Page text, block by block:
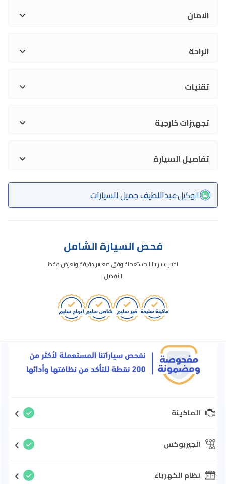
الامان
الراحة
تقنيات
تجهيزات خارجية
تفاصيل السيارة
الوكيل:عبداللطيف جميل للسيارات
فحص السيارة الشامل
نختار سياراتنا المستعملة وفق معايير دقيقة ونعرض فقط
الأفضل
الماكينة
الجيربوكس
نظام الكهرباء